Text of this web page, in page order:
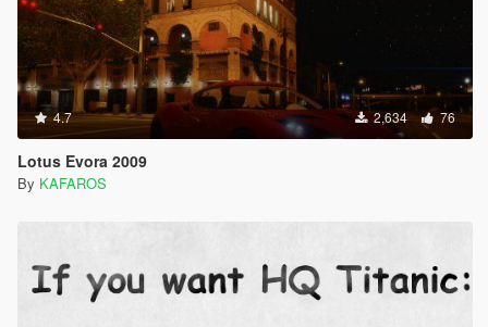
4.7 2,634 76
Lotus Evora 2009
By KAFAROS